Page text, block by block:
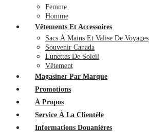
Femme
Homme
Vêtements Et Accessoires
Sacs À Mains Et Valise De Voyages
Souvenir Canada
Lunettes De Soleil
Vêtement
Magasiner Par Marque
Promotions
À Propos
Service À La Clientèle
Informations Douanières